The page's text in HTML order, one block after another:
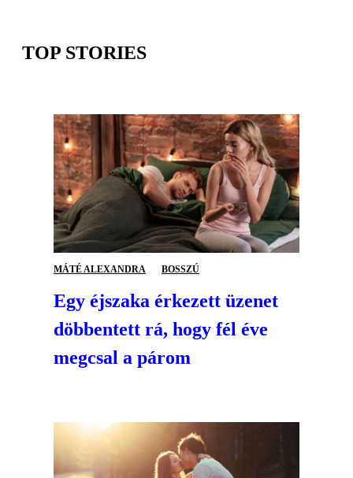
TOP STORIES
MÁTÉ ALEXANDRA BOSSZÚ
Egy éjszaka érkezett üzenet
döbbentett rá, hogy fél éve
megcsal a párom